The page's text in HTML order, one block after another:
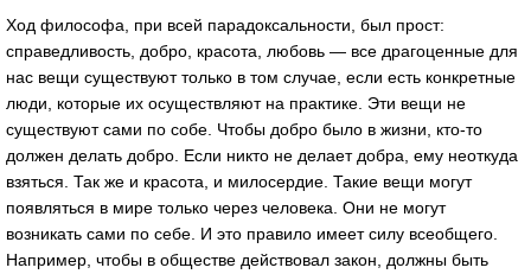
Ход философа, при всей парадоксальности, был прост:
справедливость, добро, красота, любовь — все драгоценные для
нас вещи существуют только в том случае, если есть конкретные
люди, которые их осуществляют на практике. Эти вещи не
существуют сами по собе. Чтобы добро было в жизни, кто-то
должен делать добро. Если никто не делает добра, ему неоткуда
взяться. Так же и красота, и милосердие. Такие вещи могут
появляться в мире только через человека. Они не могут
возникать сами по себе. И это правило имеет силу всеобщего.
Например, чтобы в обществе действовал закон, должны быть